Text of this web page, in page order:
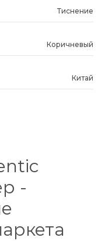
Тиснение
Коричневый
Китай
-